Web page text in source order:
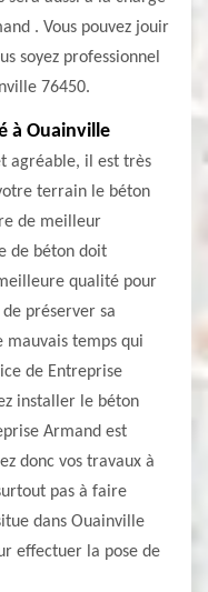
. Vous pouvez jouir
soyez professionnel
76450.
à Ouainville
agréable, il est très
terrain le béton
de meilleur
de béton doit
qualité pour
préserver sa
mauvais temps qui
de Entreprise
installer le béton
Armand est
donc vos travaux à
pas à faire
dans Ouainville
effectuer la pose de